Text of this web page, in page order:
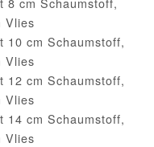
Vlies
10 cm Schaumstoff,
Vlies
12 cm Schaumstoff,
Vlies
14 cm Schaumstoff,
Vlies